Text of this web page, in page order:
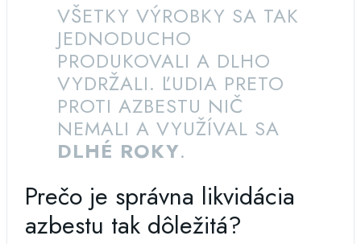
VŠETKY VÝROBKY SA TAK
JEDNODUCHO
PRODUKOVALI A DLHO
VYDRŽALI. ĽUDIA PRETO
PROTI AZBESTU NIČ
NEMALI A VYUŽÍVAL SA
DLHÉ ROKY.
Prečo je správna likvidácia
azbestu tak dôležitá?